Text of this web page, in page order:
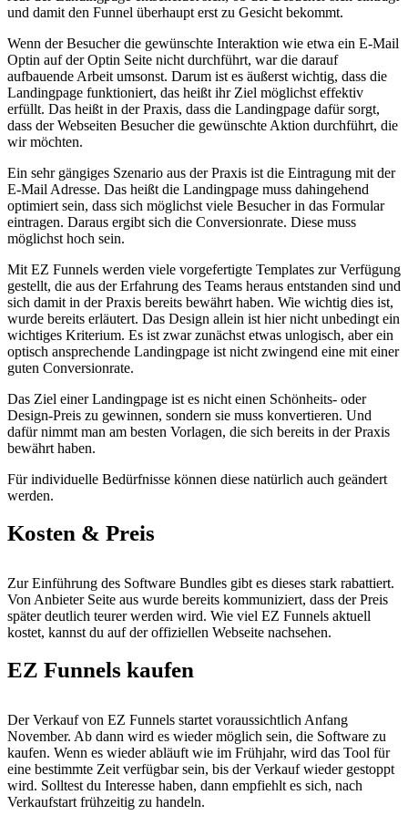
und damit den Funnel überhaupt erst zu Gesicht bekommt.
Wenn der Besucher die gewünschte Interaktion wie etwa ein E-Mail
Optin auf der Optin Seite nicht durchführt, war die darauf
aufbauende Arbeit umsonst. Darum ist es äußerst wichtig, dass die
Landingpage funktioniert, das heißt ihr Ziel möglichst effektiv
erfüllt. Das heißt in der Praxis, dass die Landingpage dafür sorgt,
dass der Webseiten Besucher die gewünschte Aktion durchführt, die
wir möchten.
Ein sehr gängiges Szenario aus der Praxis ist die Eintragung mit der
E-Mail Adresse. Das heißt die Landingpage muss dahingehend
optimiert sein, dass sich möglichst viele Besucher in das Formular
eintragen. Daraus ergibt sich die Conversionrate. Diese muss
möglichst hoch sein.
Mit EZ Funnels werden viele vorgefertigte Templates zur Verfügung
gestellt, die aus der Erfahrung des Teams heraus entstanden sind und
sich damit in der Praxis bereits bewährt haben. Wie wichtig dies ist,
wurde bereits erläutert. Das Design allein ist hier nicht unbedingt ein
wichtiges Kriterium. Es ist zwar zunächst etwas unlogisch, aber ein
optisch ansprechende Landingpage ist nicht zwingend eine mit einer
guten Conversionrate.
Das Ziel einer Landingpage ist es nicht einen Schönheits- oder
Design-Preis zu gewinnen, sondern sie muss konvertieren. Und
dafür nimmt man am besten Vorlagen, die sich bereits in der Praxis
bewährt haben.
Für individuelle Bedürfnisse können diese natürlich auch geändert
werden.
Kosten & Preis
Zur Einführung des Software Bundles gibt es dieses stark rabattiert.
Von Anbieter Seite aus wurde bereits kommuniziert, dass der Preis
später deutlich teurer werden wird. Wie viel EZ Funnels aktuell
kostet, kannst du auf der offiziellen Webseite nachsehen.
EZ Funnels kaufen
Der Verkauf von EZ Funnels startet voraussichtlich Anfang
November. Ab dann wird es wieder möglich sein, die Software zu
kaufen. Wenn es wieder abläuft wie im Frühjahr, wird das Tool für
eine bestimmte Zeit verfügbar sein, bis der Verkauf wieder gestoppt
wird. Solltest du Interesse haben, dann empfiehlt es sich, nach
Verkaufstart frühzeitig zu handeln.